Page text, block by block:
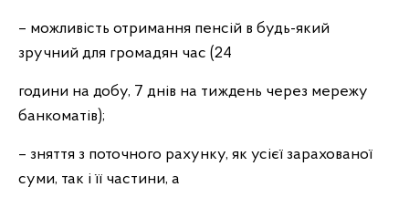
– можливість отримання пенсій в будь-який
зручний для громадян час (24
години на добу, 7 днів на тиждень через мережу
банкоматів);
– зняття з поточного рахунку, як усієї зарахованої
суми, так і її частини, а